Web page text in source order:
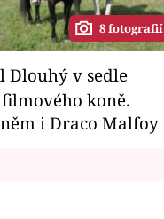
8 fotografií
koně.
i Draco Malfoy